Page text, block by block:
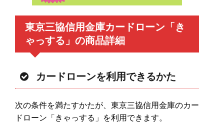
東京三協信用金庫カードローン「き
ゃっする」の商品詳細
カードローンを利用できるかた
次の条件を満たすかたが、東京三協信用金庫のカー
ドローン「きゃっする」を利用できます。